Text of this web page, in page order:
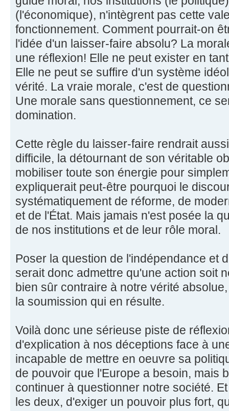
(l'économique), n'intègrent pas cette
fonctionnement. Comment pourrait-on
l'idée d'un laisser-faire absolu? La
une réflexion! Elle ne peut exister en
Elle ne peut se suffire d'un système
vérité. La vraie morale, c'est de
Une morale sans questionnement, ce
domination.
Cette règle du laisser-faire rendrait
difficile, la détournant de son véritable
mobiliser toute son énergie pour
expliquerait peut-être pourquoi le
systématiquement de réforme, de
et de l'État. Mais jamais n'est posée la
de nos institutions et de leur rôle moral.
Poser la question de l'indépendance et
serait donc admettre qu'une action soit
bien sûr contraire à notre vérité
la soumission qui en résulte.
Voilà donc une sérieuse piste de
d'explication à nos déceptions face à
incapable de mettre en oeuvre sa
de pouvoir que l'Europe a besoin, mais
continuer à questionner notre société.
les deux, d'exiger un pouvoir plus fort,